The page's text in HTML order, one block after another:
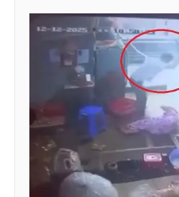
Cơ quan chủ quản:Đài
Cơ quan báo chí:Thời báo
Giấy phép hoạt động báo
cấp ngày 29/12/2023
Tổng Biên tập: Vũ Thanh
Phó Tổng Biên tập:
Nguyễn
Nguyễn Trọng Ninh
Tổng đài VTV:024.38 355